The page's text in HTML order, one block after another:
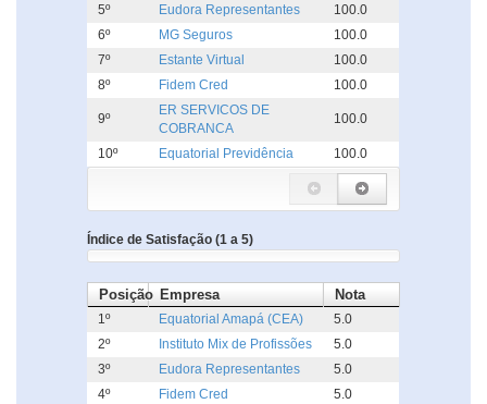
5º
Eudora Representantes
100.0
6º
MG Seguros
100.0
7º
Estante Virtual
100.0
8º
Fidem Cred 100.0
9º
ER SERVICOS DE
COBRANCA
100.0
10º Equatorial Previdência 100.0
Índice de Satisfação (1 a 5)
Posição Empresa Nota
1º Equatorial Amapá (CEA)
5.0
2º
Instituto Mix de Profissões
5.0
3º
Eudora Representantes
5.0
4º
Fidem Cred
5.0